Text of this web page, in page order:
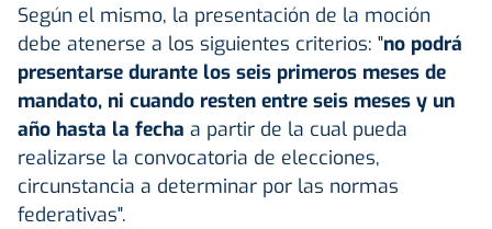
Según el mismo, la presentación de la moción
debe atenerse a los siguientes criterios: "no podrá
presentarse durante los seis primeros meses de
mandato, ni cuando resten entre seis meses y un
año hasta la fecha a partir de la cual pueda
realizarse la convocatoria de elecciones,
circunstancia a determinar por las normas
federativas".